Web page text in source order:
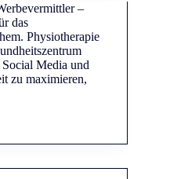
–
das
Physiotherapie
Media und
zu maximieren,